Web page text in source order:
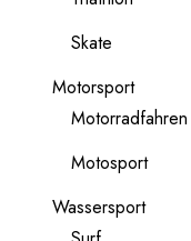
Skate
Motorsport
Motorradfahren
Motosport
Wassersport